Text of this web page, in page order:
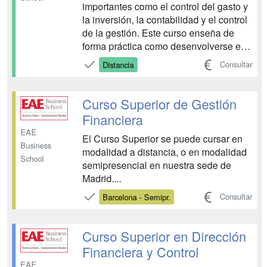
importantes como el control del gasto y
la inversión, la contabilidad y el control
de la gestión. Este curso enseña de
forma práctica como desenvolverse en
un área tan vital. Especialmente
enfocado al mundo de la pequeña y
actualizarse de los nuevos cambios
contables que entrarán en ...
Distancia Consultar
EAE
Business
School
Curso Superior de Gestión
Financiera
El Curso Superior se puede cursar en
modalidad a distancia, o en modalidad
semipresencial en nuestra sede de
Madrid....
Barcelona - Semipr. Consultar
EAE
Curso Superior en Dirección
Financiera y Control